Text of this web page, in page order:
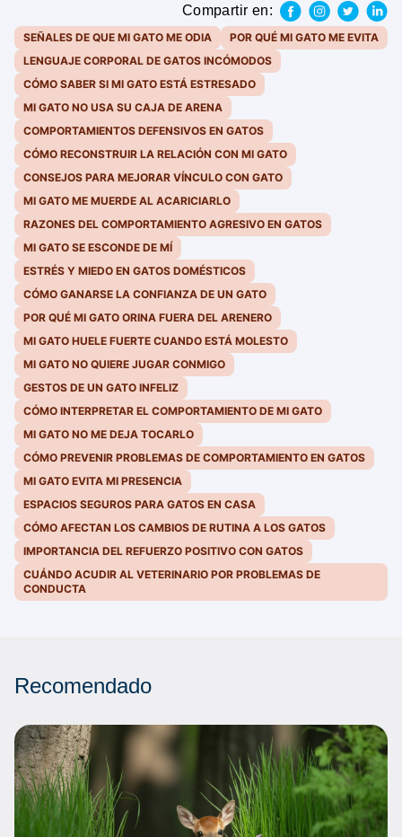
Compartir en:
SEÑALES DE QUE MI GATO ME ODIA
POR QUÉ MI GATO ME EVITA
LENGUAJE CORPORAL DE GATOS INCÓMODOS
CÓMO SABER SI MI GATO ESTÁ ESTRESADO
MI GATO NO USA SU CAJA DE ARENA
COMPORTAMIENTOS DEFENSIVOS EN GATOS
CÓMO RECONSTRUIR LA RELACIÓN CON MI GATO
CONSEJOS PARA MEJORAR VÍNCULO CON GATO
MI GATO ME MUERDE AL ACARICIARLO
RAZONES DEL COMPORTAMIENTO AGRESIVO EN GATOS
MI GATO SE ESCONDE DE MÍ
ESTRÉS Y MIEDO EN GATOS DOMÉSTICOS
CÓMO GANARSE LA CONFIANZA DE UN GATO
POR QUÉ MI GATO ORINA FUERA DEL ARENERO
MI GATO HUELE FUERTE CUANDO ESTÁ MOLESTO
MI GATO NO QUIERE JUGAR CONMIGO
GESTOS DE UN GATO INFELIZ
CÓMO INTERPRETAR EL COMPORTAMIENTO DE MI GATO
MI GATO NO ME DEJA TOCARLO
CÓMO PREVENIR PROBLEMAS DE COMPORTAMIENTO EN GATOS
MI GATO EVITA MI PRESENCIA
ESPACIOS SEGUROS PARA GATOS EN CASA
CÓMO AFECTAN LOS CAMBIOS DE RUTINA A LOS GATOS
IMPORTANCIA DEL REFUERZO POSITIVO CON GATOS
CUÁNDO ACUDIR AL VETERINARIO POR PROBLEMAS DE
CONDUCTA
Recomendado